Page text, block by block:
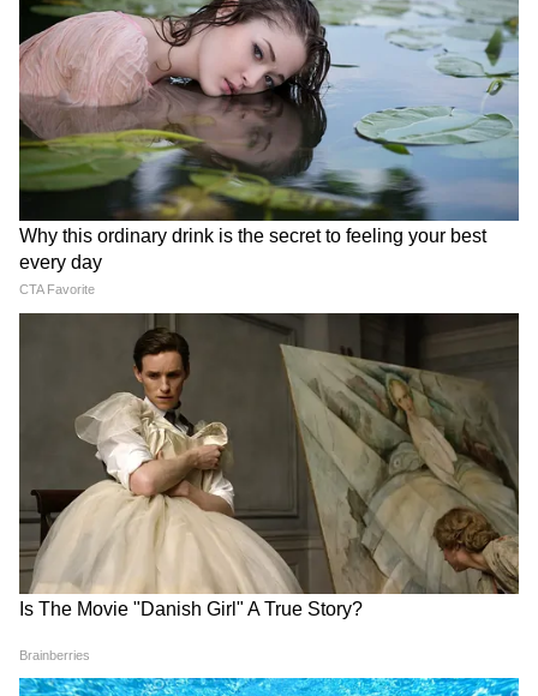
Image Credit : Freepik
সোলার সেল
নতুন নিয়মের কথা বলতে গেলে, সরকার সোলার
সরঞ্জামের ক্ষেত্রে প্রযোজ্য ALMM (মডেল এবং
প্রস্তুতকারকদের অনুমোদিত তালিকা) নিয়মটিকে
আরও কঠোর করেছে। আগে শুধুমাত্র সোলার
প্যানেলটিকেই সরকারের অনুমোদিত তালিকায়
অন্তর্ভুক্ত থাকতে হতো, কিন্তু এখন প্যানেলের
ভেতরে ব্যবহৃত সোলার সেলগুলোকেও ALMM
তালিকায় অন্তর্ভুক্ত করতে হবে।
4
8